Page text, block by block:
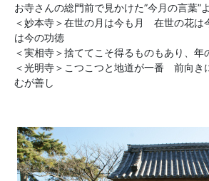
お寺さんの総門前で見かけた”今月の言葉”よ
＜妙本寺＞在世の月は今も月 在世の花
は今の功徳
＜実相寺＞捨ててこそ得るものもあり、年
＜光明寺＞こつこつと地道が一番 前向き
むが善し